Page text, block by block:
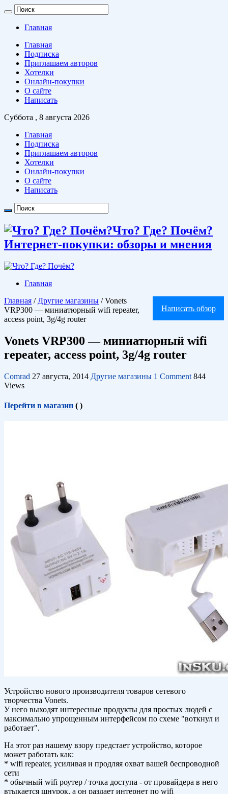
Главная
Главная
Подписка
Приглашаем авторов
Хотелки
Онлайн-покупки
О сайте
Написать
Суббота , 8 августа 2026
Главная
Подписка
Приглашаем авторов
Хотелки
Онлайн-покупки
О сайте
Написать
Что? Где? Почём?
Интернет-покупки: обзоры и мнения
Главная
Написать обзор
Главная / Другие магазины / Vonets
VRP300 — миниатюрный wifi repeater,
access point, 3g/4g router
Vonets VRP300 — миниатюрный wifi
repeater, access point, 3g/4g router
Comrad 27 августа, 2014 Другие магазины 1 Comment 844
Views
Перейти в магазин ( )
Устройство нового производителя товаров сетевого
творчества Vonets.
У него выходят интересные продукты для простых людей с
максимально упрощенным интерфейсом по схеме "воткнул и
работает".
На этот раз нашему взору предстает устройство, которое
может работать как:
* wifi repeater, усиливая и продляя охват вашей беспроводной
сети
* обычный wifi роутер / точка доступа - от провайдера в него
втыкается шнурок, а он раздает интернет по wifi